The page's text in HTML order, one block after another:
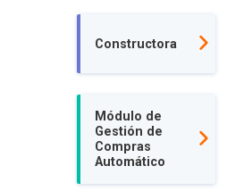
Constructora
Módulo de
Gestión de
Compras
Automático